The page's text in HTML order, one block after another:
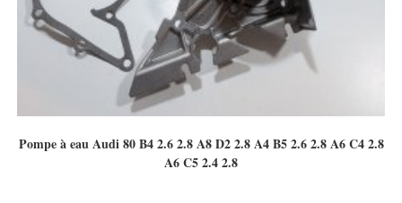
Pompe à eau Audi 80 B4 2.6 2.8 A8 D2 2.8 A4 B5 2.6 2.8 A6 C4 2.8
A6 C5 2.4 2.8